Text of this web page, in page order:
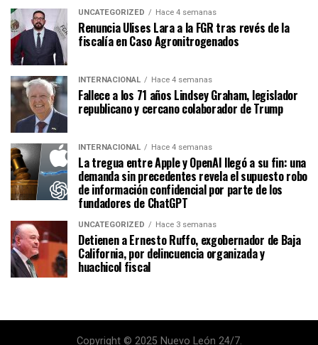
UNCATEGORIZED Hace 4 semanas
Renuncia Ulises Lara a la FGR tras revés de la
fiscalía en Caso Agronitrogenados
INTERNACIONAL Hace 4 semanas
Fallece a los 71 años Lindsey Graham, legislador
republicano y cercano colaborador de Trump
INTERNACIONAL Hace 4 semanas
La tregua entre Apple y OpenAI llegó a su fin: una
demanda sin precedentes revela el supuesto robo
de información confidencial por parte de los
fundadores de ChatGPT
UNCATEGORIZED Hace 3 semanas
Detienen a Ernesto Ruffo, exgobernador de Baja
California, por delincuencia organizada y
huachicol fiscal
Copyright © 2025 Nuevo León 24/7.